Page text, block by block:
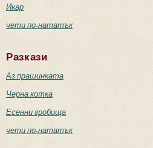
Икар
чети по-нататък
Разкази
Аз прашинката
Черна котка
Есенни гробища
чети по-нататък